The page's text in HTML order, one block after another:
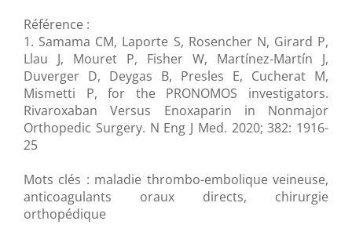
Référence :
1. Samama CM, Laporte S, Rosencher N, Girard P,
Llau J, Mouret P, Fisher W, Martínez-Martín J,
Duverger D, Deygas B, Presles E, Cucherat M,
Mismetti P, for the PRONOMOS investigators.
Rivaroxaban Versus Enoxaparin in Nonmajor
Orthopedic Surgery. N Eng J Med. 2020; 382: 1916-
25
Mots clés : maladie thrombo-embolique veineuse,
anticoagulants oraux directs, chirurgie
orthopédique